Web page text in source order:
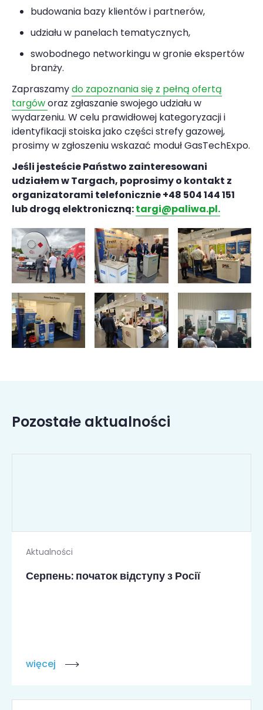
budowania bazy klientów i partnerów,
udziału w panelach tematycznych,
swobodnego networkingu w gronie ekspertów
branży.
Zapraszamydo zapoznania się z pełną ofertą
targóworaz zgłaszanie swojego udziału w
wydarzeniu. W celu prawidłowej kategoryzacji i
identyfikacji stoiska jako części strefy gazowej,
prosimy w zgłoszeniu wskazać moduł GasTechExpo.
Jeśli jesteście Państwo zainteresowani
udziałem w Targach, poprosimy o kontakt z
organizatorami telefonicznie +48 504 144 151
lub drogą elektroniczną:targi@paliwa.pl.
Pozostałe aktualności
Aktualności
Серпень: початок відступу з Росії
więcej